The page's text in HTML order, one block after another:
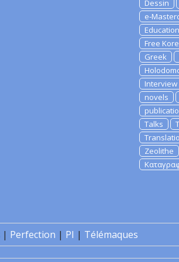
Dessin
e-
Education
Free
Greek
Interview
novels
Talks
Zeolithe
| Perfection | PI | Télémaques